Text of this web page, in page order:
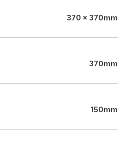
370 x 370mm
370mm
150mm